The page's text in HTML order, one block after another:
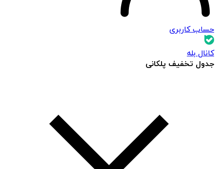
حساب کاربری
کانال بله
جدول تخفیف پلکانی